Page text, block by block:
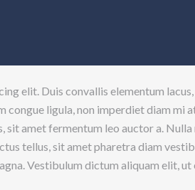
elit. Duis convallis elementum
congue ligula, non imperdiet diam
amet fermentum leo auctor a.
tellus, sit amet pharetra diam
Vestibulum dictum aliquam elit, ut